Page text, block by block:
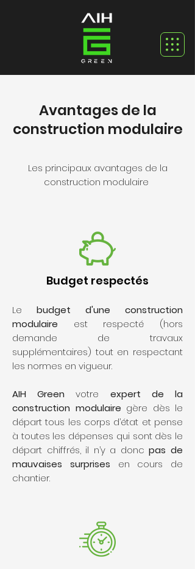
Avantages de la
construction modulaire
Les principaux avantages de la
construction modulaire
Budget respectés
Le budget d'une construction
modulaire est respecté (hors
demande de travaux
supplémentaires) tout en respectant
les normes en vigueur.
AIH Green votre expert de la
construction modulaire gère dès le
départ tous les corps d’état et pense
à toutes les dépenses qui sont dès le
départ chiffrés, il n’y a doncpas de
mauvaises surprises en cours de
chantier.